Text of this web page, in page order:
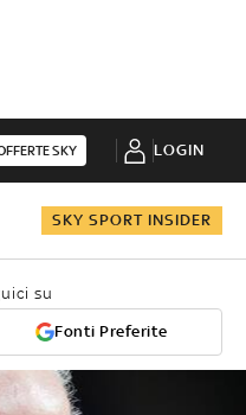
SKY LOGIN
SKY SPORT INSIDER
su
Fonti Preferite